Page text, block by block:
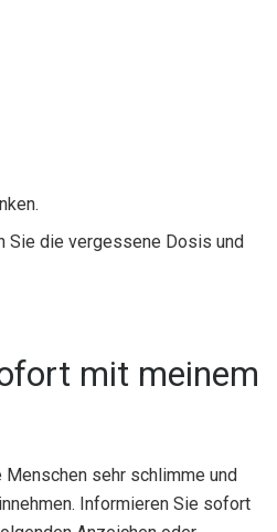
Sie die vergessene Dosis und
mit meinem
Menschen sehr schlimme und
Informieren Sie sofort